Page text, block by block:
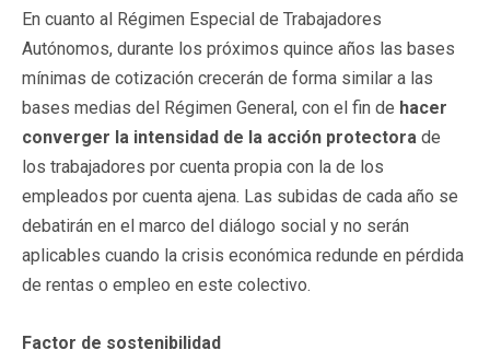
En cuanto al Régimen Especial de Trabajadores
Autónomos, durante los próximos quince años las bases
mínimas de cotización crecerán de forma similar a las
bases medias del Régimen General, con el fin de hacer
converger la intensidad de la acción protectora de
los trabajadores por cuenta propia con la de los
empleados por cuenta ajena. Las subidas de cada año se
debatirán en el marco del diálogo social y no serán
aplicables cuando la crisis económica redunde en pérdida
de rentas o empleo en este colectivo.
Factor de sostenibilidad